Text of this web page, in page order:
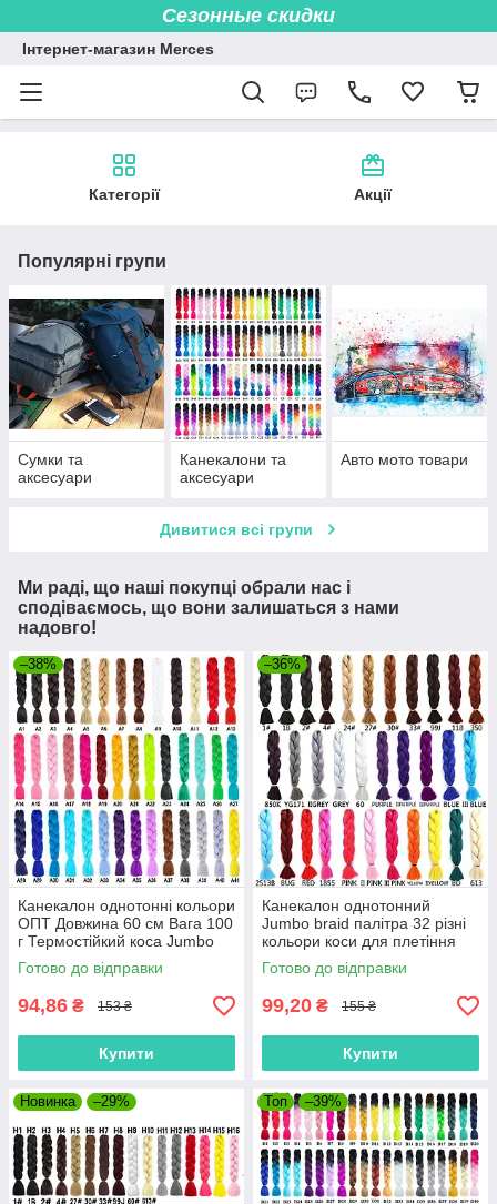
Сезонные скидки
Інтернет-магазин Merces
Категорії Акції
Популярні групи
Сумки та
аксесуари
Канекалони та
аксесуари
Авто мото товари
Дивитися всі групи
Ми раді, що наші покупці обрали нас і
сподіваємось, що вони залишаться з нами
надовго!
–38%
Канекалон однотонні кольори
ОПТ Довжина 60 см Вага 100
г Термостійкий коса Jumbo
Braid
Готово до відправки
94,86 ₴ 153 ₴
Купити
–36%
Канекалон однотонний
Jumbo braid палітра 32 різні
кольори коси для плетіння
60см 100г термостійкий афро
кіски
Готово до відправки
99,20 ₴ 155 ₴
Купити
Новинка –29% Топ –39%